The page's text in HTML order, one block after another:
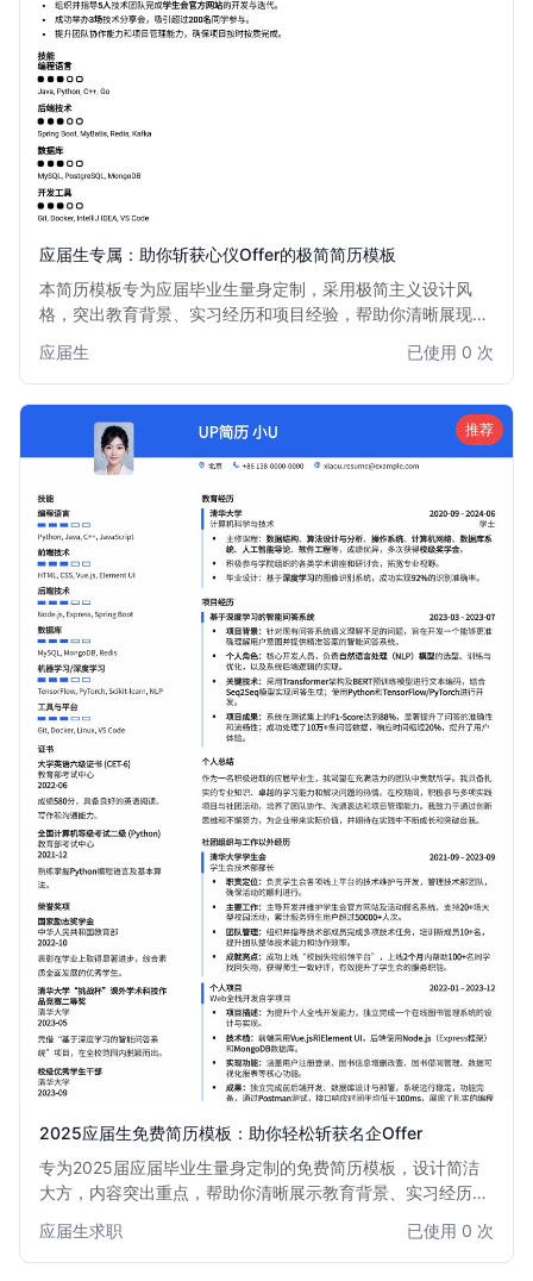
应届生专属：助你斩获心仪Offer的极简简历模板
本简历模板专为应届毕业生量身定制，采用极简主义设计风
格，突出教育背景、实习经历和项目经验，帮助你清晰展现个
出，快速获得面试机会。
应届生 已使用 0 次
推荐
2025应届生免费简历模板：助你轻松斩获名企Offer
专为2025届应届毕业生量身定制的免费简历模板，设计简洁
大方，内容突出重点，帮助你清晰展示教育背景、实习经历、
率。本模板尤其适合初次求职或缺乏全职工作经验的同学，助
你自信迈出职业生涯第一步。
应届生求职 已使用 0 次